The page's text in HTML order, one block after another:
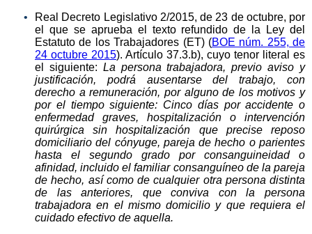
Real Decreto Legislativo 2/2015, de 23 de octubre, por
el que se aprueba el texto refundido de la Ley del
Estatuto de los Trabajadores (ET) (BOE núm. 255, de
24 octubre 2015). Artículo 37.3.b), cuyo tenor literal es
el siguiente: La persona trabajadora, previo aviso y
justificación, podrá ausentarse del trabajo, con
derecho a remuneración, por alguno de los motivos y
por el tiempo siguiente: Cinco días por accidente o
enfermedad graves, hospitalización o intervención
quirúrgica sin hospitalización que precise reposo
domiciliario del cónyuge, pareja de hecho o parientes
hasta el segundo grado por consanguineidad o
afinidad, incluido el familiar consanguíneo de la pareja
de hecho, así como de cualquier otra persona distinta
de las anteriores, que conviva con la persona
trabajadora en el mismo domicilio y que requiera el
cuidado efectivo de aquella.